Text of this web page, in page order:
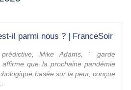
il parmi nous ? | FranceSoir
Mike Adams, " garde
que la prochaine pandémie
basée sur la peur, conçue